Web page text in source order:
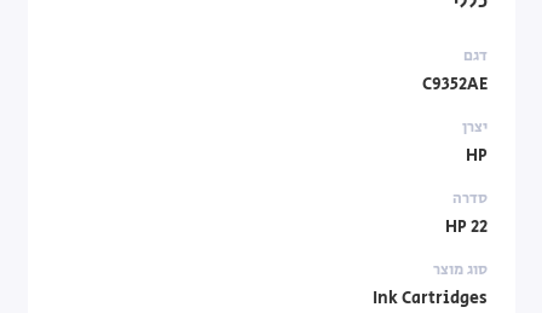
דגם
C9352AE
יצרן
HP
סדרה
HP 22
סוג מוצר
Ink Cartridges